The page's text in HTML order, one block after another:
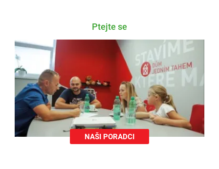
Ptejte se
NAŠI PORADCI